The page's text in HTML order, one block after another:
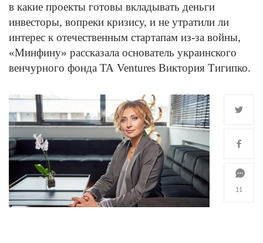
в какие проекты готовы вкладывать деньги
инвесторы, вопреки кризису, и не утратили ли
интерес к отечественным стартапам из-за войны,
«Минфину» рассказала основатель украинского
венчурного фонда TA Ventures Виктория Тигипко.
11